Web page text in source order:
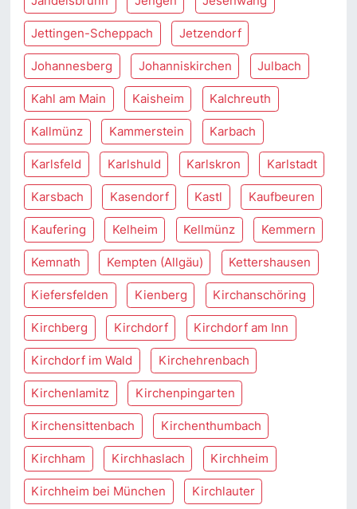
Jettingen-Scheppach Jetzendorf
Johannesberg Johanniskirchen Julbach
Kahl am Main Kaisheim Kalchreuth
Kallmünz Kammerstein Karbach
Karlsfeld Karlshuld Karlskron Karlstadt
Karsbach Kasendorf Kastl Kaufbeuren
Kaufering Kelheim Kellmünz Kemmern
Kemnath Kempten (Allgäu) Kettershausen
Kiefersfelden Kienberg Kirchanschöring
Kirchberg Kirchdorf Kirchdorf am Inn
Kirchdorf im Wald Kirchehrenbach
Kirchenlamitz Kirchenpingarten
Kirchensittenbach Kirchenthumbach
Kirchham Kirchhaslach Kirchheim
Kirchheim bei München Kirchlauter